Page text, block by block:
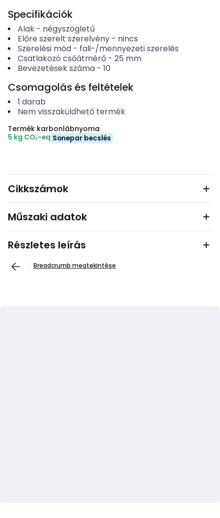
Specifikációk
Alak- négyszögletű
Előre szerelt szerelvény- nincs
Szerelési mód- fali-/mennyezeti szerelés
Csatlakozó csőátmérő- 25 mm
Bevezetések száma- 10
Csomagolás és feltételek
1 darab
Nem visszaküldhető termék
Termék karbonlábnyoma
5 kg CO₂-eq Sonepar becslés
Cikkszámok
Műszaki adatok
Részletes leírás
Breadcrumb megtekintése